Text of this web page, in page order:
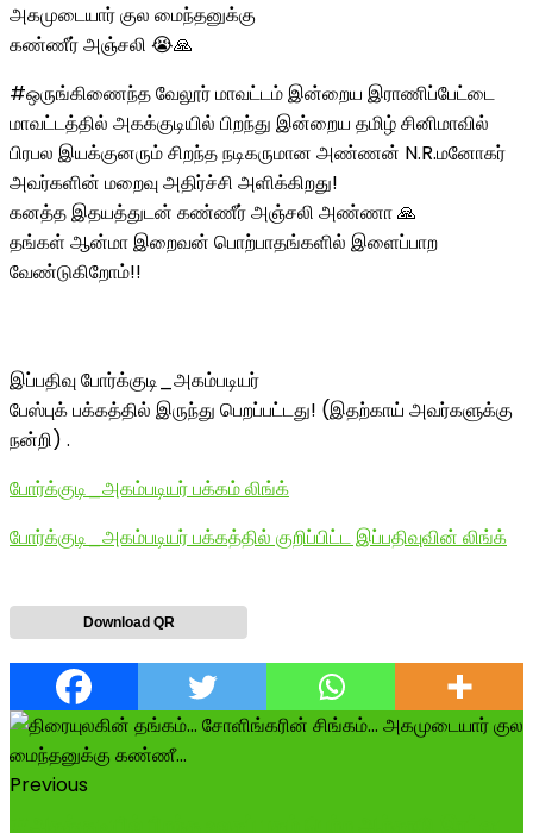
அகமுடையார் குல மைந்தனுக்கு
கண்ணீர் அஞ்சலி 😭🙏
#ஒருங்கிணைந்த வேலூர் மாவட்டம் இன்றைய இராணிப்பேட்டை
மாவட்டத்தில் அகக்குடியில் பிறந்து இன்றைய தமிழ் சினிமாவில்
பிரபல இயக்குனரும் சிறந்த நடிகருமான அண்ணன் N.R.மனோகர்
அவர்களின் மறைவு அதிர்ச்சி அளிக்கிறது!
கனத்த இதயத்துடன் கண்ணீர் அஞ்சலி அண்ணா 🙏
தங்கள் ஆன்மா இறைவன் பொற்பாதங்களில் இளைப்பாற
வேண்டுகிறோம்!!
இப்பதிவு போர்க்குடி_அகம்படியர்
பேஸ்புக் பக்கத்தில் இருந்து பெறப்பட்டது! (இதற்காய் அவர்களுக்கு
நன்றி) .
போர்க்குடி_அகம்படியர் பக்கம் லிங்க்
போர்க்குடி_அகம்படியர் பக்கத்தில் குறிப்பிட்ட இப்பதிவுவின் லிங்க்
Download QR
Previous